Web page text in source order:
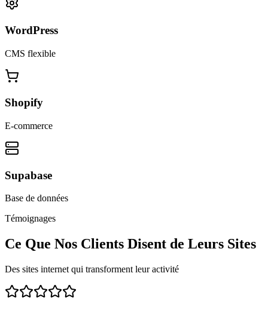
WordPress
CMS flexible
Shopify
E-commerce
Supabase
Base de données
Témoignages
Ce Que Nos Clients Disent de Leurs Sites
Des sites internet qui transforment leur activité